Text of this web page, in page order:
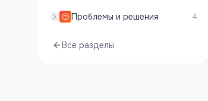
Проблемы и решения 4
Все разделы